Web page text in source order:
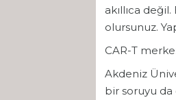
akıllıca
olursunuz.
CAR-T
Akdeniz
bir soruyu